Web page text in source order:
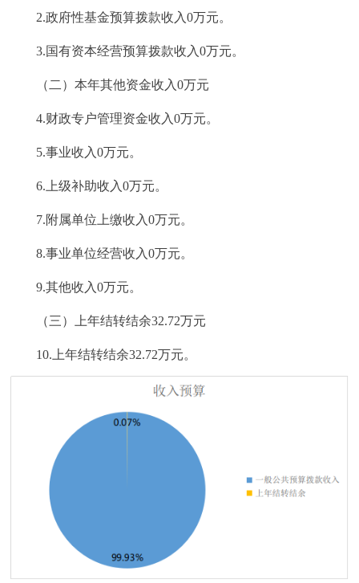
2.政府性基金预算拨款收入0万元。
3.国有资本经营预算拨款收入0万元。
（二）本年其他资金收入0万元
4.财政专户管理资金收入0万元。
5.事业收入0万元。
6.上级补助收入0万元。
7.附属单位上缴收入0万元。
8.事业单位经营收入0万元。
9.其他收入0万元。
（三）上年结转结余32.72万元
10.上年结转结余32.72万元。